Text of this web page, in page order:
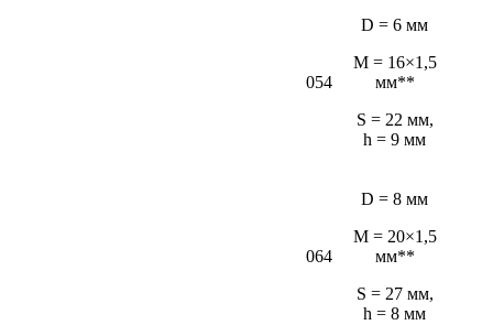
054
D = 6 мм
М = 16×1,5
мм**
S = 22 мм,
h = 9 мм
064
D = 8 мм
M = 20×1,5
мм**
S = 27 мм,
h = 8 мм